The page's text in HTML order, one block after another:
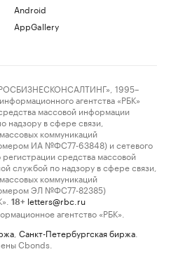
Android
AppGallery
1995–
агентства «РБК»
массовой информации
надзору в сфере связи,
коммуникаций
ИА №ФС77-63848) и сетевого
регистрации средства массовой
службой по надзору в сфере связи,
коммуникаций
ЭЛ №ФС77-82385)
18+ letters@rbc.ru
агентство «РБК».
Санкт-Петербургская биржа
Cbonds.